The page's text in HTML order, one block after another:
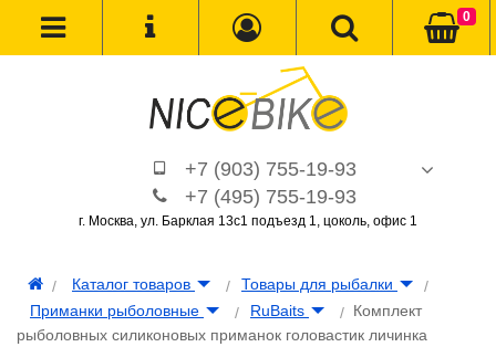
+7 (903) 755-19-93
+7 (495) 755-19-93
г. Москва, ул. Барклая 13с1 подъезд 1, цоколь, офис 1
0
Каталог товаров
Товары для рыбалки
Приманки рыболовные
RuBaits
Комплект
рыболовных силиконовых приманок головастик личинка